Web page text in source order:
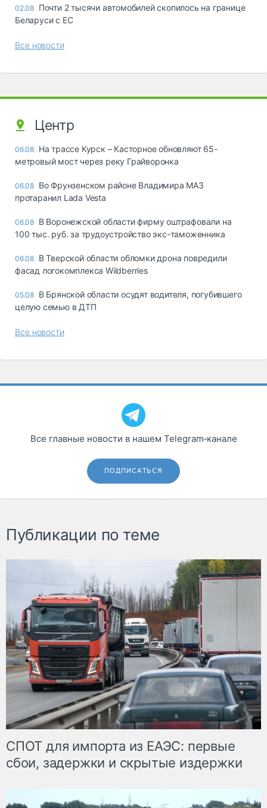
02.08 Почти 2 тысячи автомобилей скопилось на границе
Беларуси с ЕС
Все новости
Центр
06.08 На трассе Курск – Касторное обновляют 65-
метровый мост через реку Грайворонка
06.08 Во Фрунзенском районе Владимира МАЗ
протаранил Lada Vesta
06.08 В Воронежской области фирму оштрафовали на
100 тыс. руб. за трудоустройство экс-таможенника
06.08 В Тверской области обломки дрона повредили
фасад логокомплекса Wildberries
05.08 В Брянской области осудят водителя, погубившего
целую семью в ДТП
Все новости
Все главные новости в нашем Telegram‑канале
ПОДПИСАТЬСЯ
Публикации по теме
СПОТ для импорта из ЕАЭС: первые
сбои, задержки и скрытые издержки